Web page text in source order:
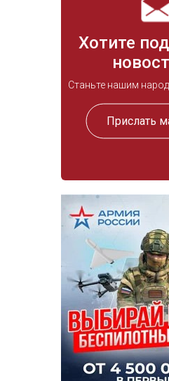
Хотите
Станьте нашим
Прислать